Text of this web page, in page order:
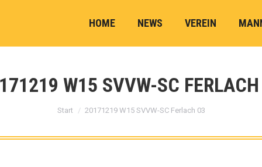
HOME NEWS VEREIN
W15 SVVW-SC
Sie befinden sich hier:
Start 20171219 W15 SVVW-SC Ferlach 03